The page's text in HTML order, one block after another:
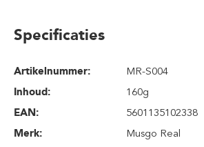
Specificaties
Artikelnummer:
MR-S004
Inhoud:
160g
EAN:
5601135102338
Merk:
Musgo Real